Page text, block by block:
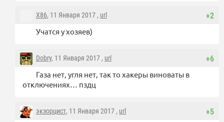
+2
X86, 11 Января 2017 , url
Учатся у хозяев)
+6
Dobry, 11 Января 2017 , url
Газа нет, угля нет, так то хакеры виноваты в
отключениях… пздц
+5
экзорцист, 11 Января 2017 , url